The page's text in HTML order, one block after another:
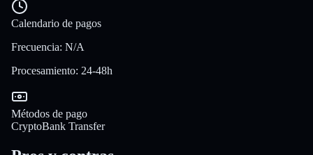
Calendario de pagos
Frecuencia: N/A
Procesamiento: 24-48h
Métodos de pago
CryptoBank Transfer